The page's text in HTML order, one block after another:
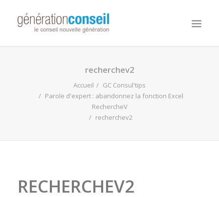
WORKDAY ADAPTIVE PLANNING
recherchev2
Accueil
GC Consul'tips
Parole d'expert : abandonnez la fonction Excel
RechercheV
recherchev2
RECHERCHEV2